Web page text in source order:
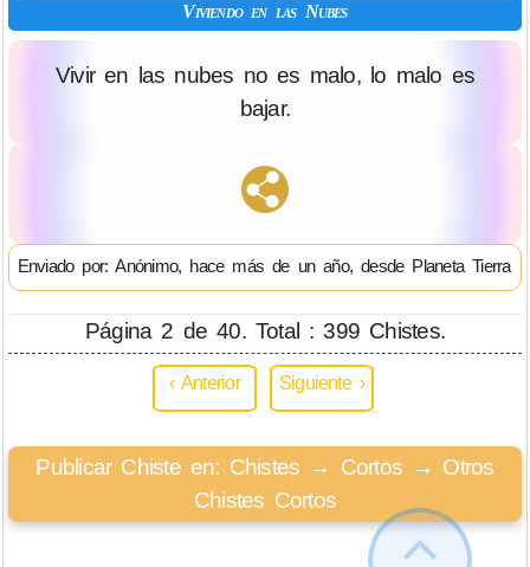
Viviendo en las Nubes
Vivir en las nubes no es malo, lo malo es
bajar.
Enviado por: Anónimo, hace más de un año, desde Planeta Tierra
Página 2 de 40. Total : 399 Chistes.
‹ Anterior Siguiente ›
Publicar Chiste en: Chistes → Cortos → Otros
Chistes Cortos